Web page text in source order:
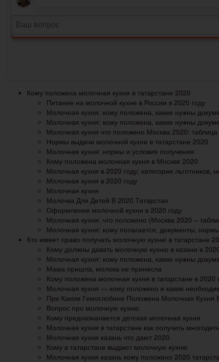
Кому положена молочная кухня в татарстане 2020
Питание на молочной кухне в России в 2020 году
Молочная кухня: кому положена, какие нужны
Молочная кухня: кому положена, какие нужны
Молочная кухня что положено Москва 2020:
Нормы выдачи молочной кухни в татарстане 2020
Молочная кухня: нормы и условия получения
Кому положена молочная кухня в Москве 2020
Молочная кухня в 2020 году: категории
Молочная кухня в 2020 году
Молочная кухня
Молочка Для Детей В 2020 Татарстан
Оформление молочной кухни в 2020 году
Молочная кухня: что положено (Москва 2020 –
Молочная кухня: кому полагается, документы,
Кто имеет право получать молочную кухню в татарстане
Кому должны давать молочную кухню в казани в
Молочная кухня: кому положена, какие нужны
Мама пришла, молока не принесла
Кому положена молочная кухня в татарстане в 2020
Молочная кухня — кому положено и какие
При Каком Гемоглобине Положена Молочная Кухня
Вопрос про молочную кухню
Кому предназначается детская молочная кухня
Молочная кухня в татарстане как получить
Молочная кухня казань что дают 2020
Кому в татарстане выдают молочную кухню
Молочная кухня казань кому положено 2020